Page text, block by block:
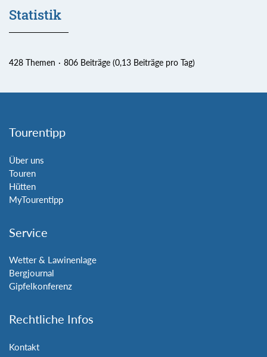
Statistik
428 Themen 806 Beiträge (0,13 Beiträge pro Tag)
Tourentipp
Über uns
Touren
Hütten
MyTourentipp
Service
Wetter & Lawinenlage
Bergjournal
Gipfelkonferenz
Rechtliche Infos
Kontakt